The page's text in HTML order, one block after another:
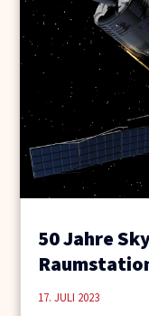
50 Jahre
17. JULI 2023